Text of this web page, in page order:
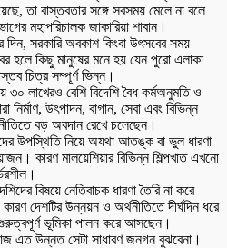
তা বাস্তবতার সঙ্গে সবসময় মেলে না বলে
মহাপরিচালক জাকারিয়া শাবান।
দিন, সরকারি অবকাশ কিংবা উৎসবের সময়
হলে কিছু মানুষের মনে হয় যেন পুরো এলাকা
চিত্র সম্পূর্ণ ভিন্ন।
৩০ লাখেরও বেশি বিদেশি বৈধ কর্মঅনুমতি ও
উৎপাদন, বাগান, সেবা এবং বিভিন্ন
বড় অবদান রেখে চলেছেন।
উপস্থিতি নিয়ে অযথা আতঙ্ক বা ভুল ধারণা
কারণ মালয়েশিয়ার বিভিন্ন শিল্পখাত এখনো
বিষয়ে নেতিবাচক ধারণা তৈরি না করে
দেশটির উন্নয়ন ও অর্থনীতিতে দীর্ঘদিন ধরে
গুরুত্বপূর্ণ ভূমিকা পালন করে আসছেন।
আজ এত উন্নত সেটা সাধারণ জনগন বুঝবেনা।